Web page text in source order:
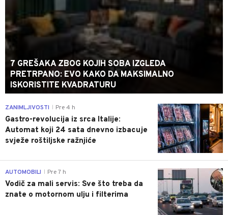
7 GREŠAKA ZBOG KOJIH SOBA IZGLEDA
PRETRPANO: EVO KAKO DA MAKSIMALNO
ISKORISTITE KVADRATURU
0
ZANIMLJIVOSTI Pre 4 h
Gastro-revolucija iz srca Italije:
Automat koji 24 sata dnevno izbacuje
svježe roštiljske ražnjiće
0
AUTOMOBILI Pre 7 h
Vodič za mali servis: Sve što treba da
znate o motornom ulju i filterima